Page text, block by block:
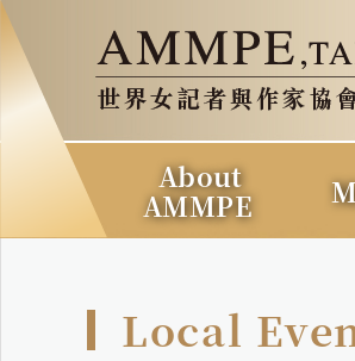
About
AMMPE
Local